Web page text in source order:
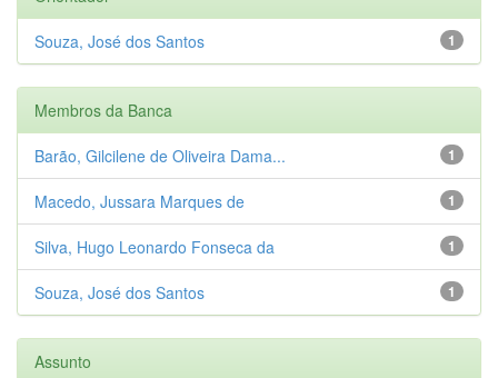
1
Souza, José dos Santos
Membros da Banca
1
Barão, Gilcilene de Oliveira Dama...
1
Macedo, Jussara Marques de
1
Silva, Hugo Leonardo Fonseca da
1
Souza, José dos Santos
Assunto